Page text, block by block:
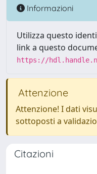
Informazioni
Utilizza questo
link a questo
https://
Attenzione
Attenzione! I dati
sottoposti a
Citazioni